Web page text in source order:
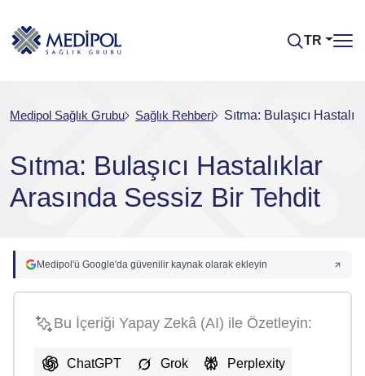
TR
Medipol Sağlık Grubu Sağlık Rehberi Sıtma: Bulaşıcı
Sıtma: Bulaşıcı Hastalıklar
Arasında Sessiz Bir Tehdit
Medipol'ü Google'da güvenilir kaynak olarak ekleyin
Bu İçeriği Yapay Zekâ (AI) ile Özetleyin:
ChatGPT Grok Perplexity